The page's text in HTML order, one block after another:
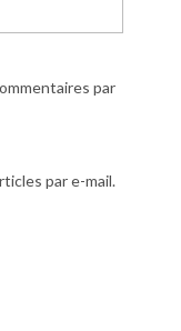
par
par e-mail.